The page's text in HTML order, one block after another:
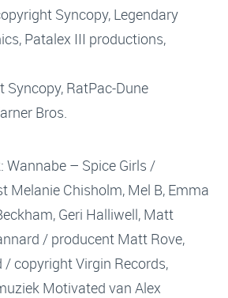
Syncopy, Legendary
Patalex III productions,
Syncopy, RatPac-Dune
Bros.
Wannabe – Spice Girls /
Melanie Chisholm, Mel B, Emma
Geri Halliwell, Matt
/ producent Matt Rove,
/ copyright Virgin Records,
Motivated van Alex